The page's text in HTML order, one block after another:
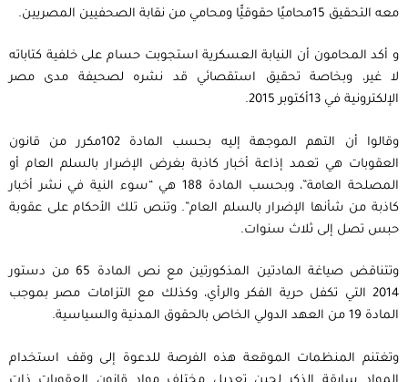
معه التحقيق 15محاميًا حقوقيًّا ومحامي من نقابة الصحفيين المصريين.
و أكد المحامون أن النيابة العسكرية استجوبت حسام على خلفية كتاباته
لا غير، وبخاصة تحقيق استقصائي قد نشره لصحيفة مدى مصر
الإلكترونية في 13أكتوبر 2015.
وقالوا أن التهم الموجهة إليه بحسب المادة 102مكرر من قانون
العقوبات هي تعمد إذاعة أخبار كاذبة بغرض الإضرار بالسلم العام أو
المصلحة العامة”، وبحسب المادة 188 هي “سوء النية في نشر أخبار
كاذبة من شأنها الإضرار بالسلم العام”. وتنص تلك الأحكام على عقوبة
حبس تصل إلى ثلاث سنوات.
وتتناقض صياغة المادتين المذكورتين مع نص المادة 65 من دستور
2014 التي تكفل حرية الفكر والرأي، وكذلك مع التزامات مصر بموجب
المادة 19 من العهد الدولي الخاص بالحقوق المدنية والسياسية.
وتغتنم المنظمات الموقعة هذه الفرصة للدعوة إلى وقف استخدام